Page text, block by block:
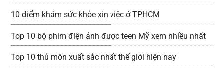
10 điểm khám sức khỏe xin việc ở TPHCM
Top 10 bộ phim điện ảnh được teen Mỹ xem nhiều nhất
Top 10 thủ môn xuất sắc nhất thế giới hiện nay